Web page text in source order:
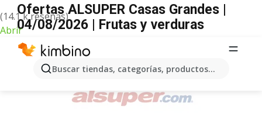
(14.1 k reseñas)
Abrir
Buscar tiendas, categorías, productos...
Ofertas ALSUPER Casas Grandes |
04/08/2026 | Frutas y verduras